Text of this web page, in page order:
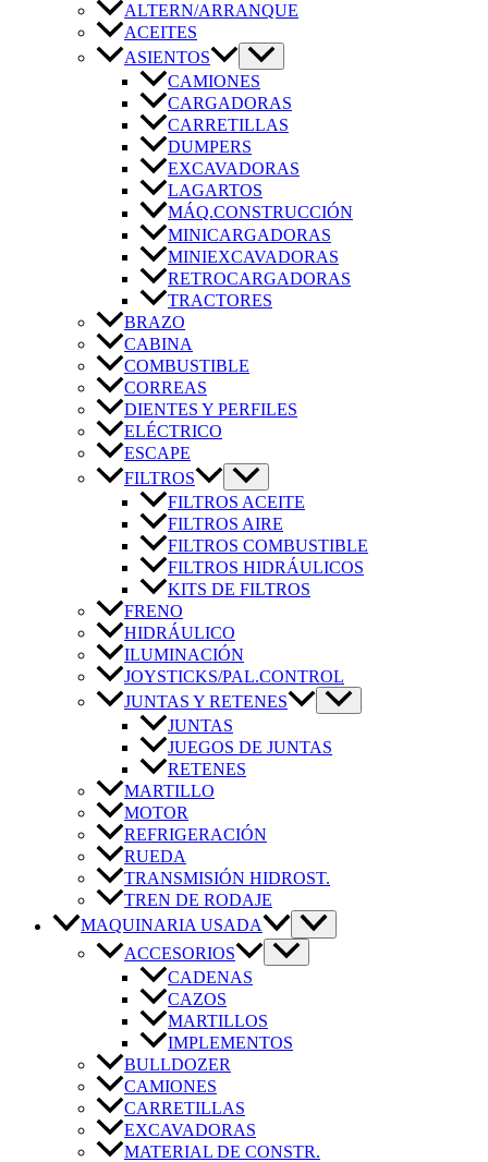
ALTERN/ARRANQUE
ACEITES
ASIENTOS
CAMIONES
CARGADORAS
CARRETILLAS
DUMPERS
EXCAVADORAS
LAGARTOS
MÁQ.CONSTRUCCIÓN
MINICARGADORAS
MINIEXCAVADORAS
RETROCARGADORAS
TRACTORES
BRAZO
CABINA
COMBUSTIBLE
CORREAS
DIENTES Y PERFILES
ELÉCTRICO
ESCAPE
FILTROS
FILTROS ACEITE
FILTROS AIRE
FILTROS COMBUSTIBLE
FILTROS HIDRÁULICOS
KITS DE FILTROS
FRENO
HIDRÁULICO
ILUMINACIÓN
JOYSTICKS/PAL.CONTROL
JUNTAS Y RETENES
JUNTAS
JUEGOS DE JUNTAS
RETENES
MARTILLO
MOTOR
REFRIGERACIÓN
RUEDA
TRANSMISIÓN HIDROST.
TREN DE RODAJE
MAQUINARIA USADA
ACCESORIOS
CADENAS
CAZOS
MARTILLOS
IMPLEMENTOS
BULLDOZER
CAMIONES
CARRETILLAS
EXCAVADORAS
MATERIAL DE CONSTR.